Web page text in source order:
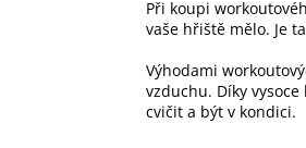
Při koupi
vaše hřiště mělo. Je
Výhodami
vzduchu. Díky
cvičit a být v kondici.